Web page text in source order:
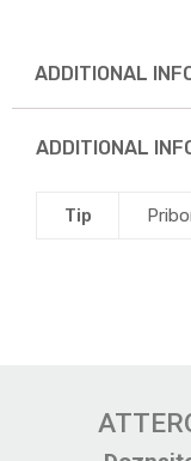
ADDITIONAL
ADDITIONAL
Tip